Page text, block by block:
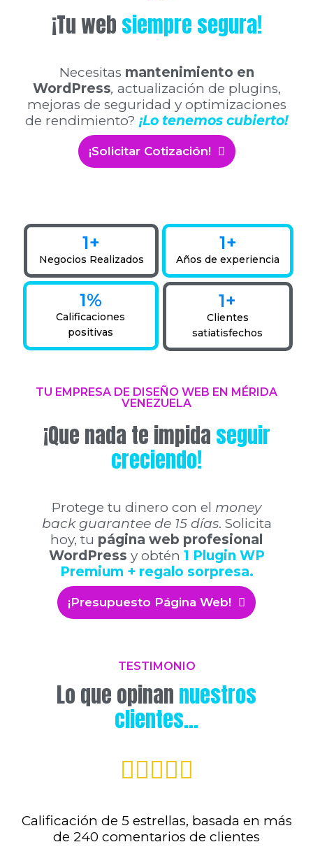
¡Tu web siempre segura!
Necesitas mantenimiento en
WordPress, actualización de plugins,
mejoras de seguridad y optimizaciones
de rendimiento? ¡Lo tenemos cubierto!
¡Solicitar Cotización!
1+
Negocios Realizados
1+
Años de experiencia
1%
Calificaciones
positivas
1+
Clientes
satiatisfechos
TU EMPRESA DE DISEÑO WEB EN MÉRIDA
VENEZUELA
¡Que nada te impida seguir
creciendo!
Protege tu dinero con el money
back guarantee de 15 días. Solicita
hoy, tu página web profesional
WordPress y obtén 1 Plugin WP
Premium + regalo sorpresa.
¡Presupuesto Página Web!
TESTIMONIO
Lo que opinan nuestros
clientes...

Calificación de 5 estrellas, basada en más
de 240 comentarios de clientes